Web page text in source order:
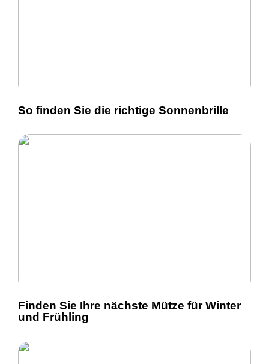
So finden Sie die richtige Sonnenbrille
Finden Sie Ihre nächste Mütze für Winter
und Frühling